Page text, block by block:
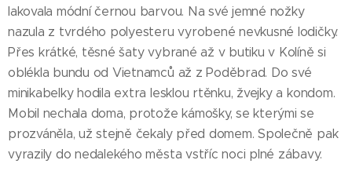
lakovala módní černou barvou. Na své jemné nožky
nazula z tvrdého polyesteru vyrobené nevkusné lodičky.
Přes krátké, těsné šaty vybrané až v butiku v Kolíně si
oblékla bundu od Vietnamců až z Poděbrad. Do své
minikabelky hodila extra lesklou rtěnku, žvejky a kondom.
Mobil nechala doma, protože kámošky, se kterými se
prozváněla, už stejně čekaly před domem. Společně pak
vyrazily do nedalekého města vstříc noci plné zábavy.